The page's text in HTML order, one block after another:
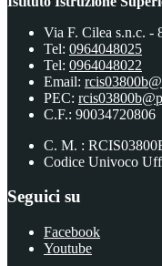
Via F. Cilea s.n.c. -
Tel: 0964048025
Tel: 0964048022
Email:
PEC:
C.F.: 90034720806
C. M. :
Codice Univoco
Seguici su
Facebook
Youtube